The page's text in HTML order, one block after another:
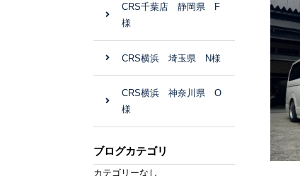
CRS千葉店 静岡県 F
様
CRS横浜 埼玉県 N様
CRS横浜 神奈川県 O
様
ブログカテゴリ
カテゴリーなし